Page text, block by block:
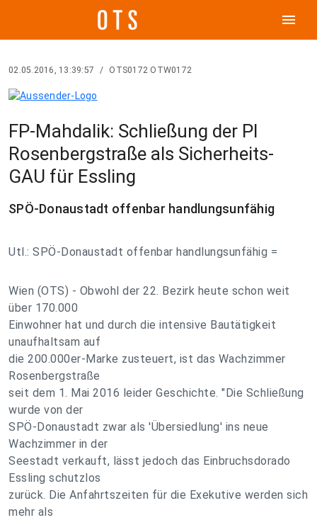
menu
02.05.2016, 13:39:57 / OTS0172 OTW0172
FP-Mahdalik: Schließung der PI
Rosenbergstraße als Sicherheits-
GAU für Essling
SPÖ-Donaustadt offenbar handlungsunfähig
Utl.: SPÖ-Donaustadt offenbar handlungsunfähig =
Wien (OTS) - Obwohl der 22. Bezirk heute schon weit
über 170.000
Einwohner hat und durch die intensive Bautätigkeit
unaufhaltsam auf
die 200.000er-Marke zusteuert, ist das Wachzimmer
Rosenbergstraße
seit dem 1. Mai 2016 leider Geschichte. "Die Schließung
wurde von der
SPÖ-Donaustadt zwar als 'Übersiedlung' ins neue
Wachzimmer in der
Seestadt verkauft, lässt jedoch das Einbruchsdorado
Essling schutzlos
zurück. Die Anfahrtszeiten für die Exekutive werden sich
mehr als